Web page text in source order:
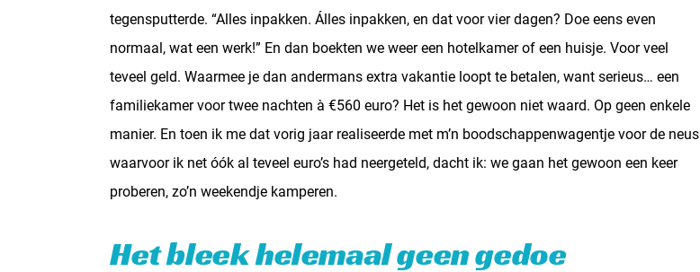
tegensputterde. “Alles inpakken. Álles inpakken, en dat voor vier dagen? Doe eens even
normaal, wat een werk!” En dan boekten we weer een hotelkamer of een huisje. Voor veel
teveel geld. Waarmee je dan andermans extra vakantie loopt te betalen, want serieus… een
familiekamer voor twee nachten à €560 euro? Het is het gewoon niet waard. Op geen enkele
manier. En toen ik me dat vorig jaar realiseerde met m’n boodschappenwagentje voor de neus
waarvoor ik net óók al teveel euro’s had neergeteld, dacht ik: we gaan het gewoon een keer
proberen, zo’n weekendje kamperen.
Het bleek helemaal geen gedoe